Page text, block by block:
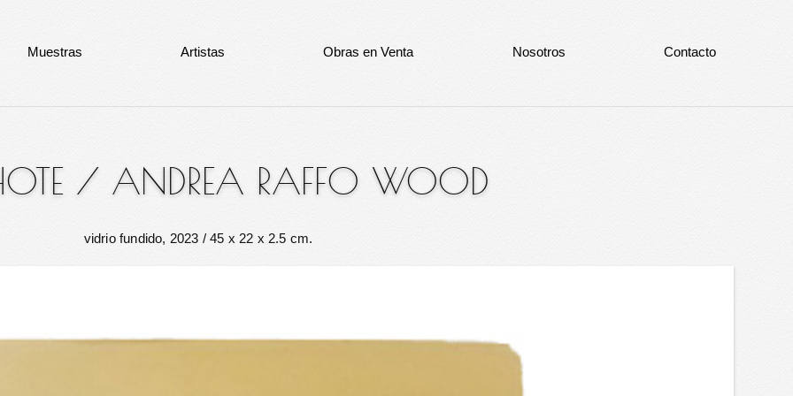
Muestras Artistas Obras en Venta Nosotros Contacto
/ ANDREA RAFFO WOOD
vidrio fundido, 2023 / 45 x 22 x 2.5 cm.